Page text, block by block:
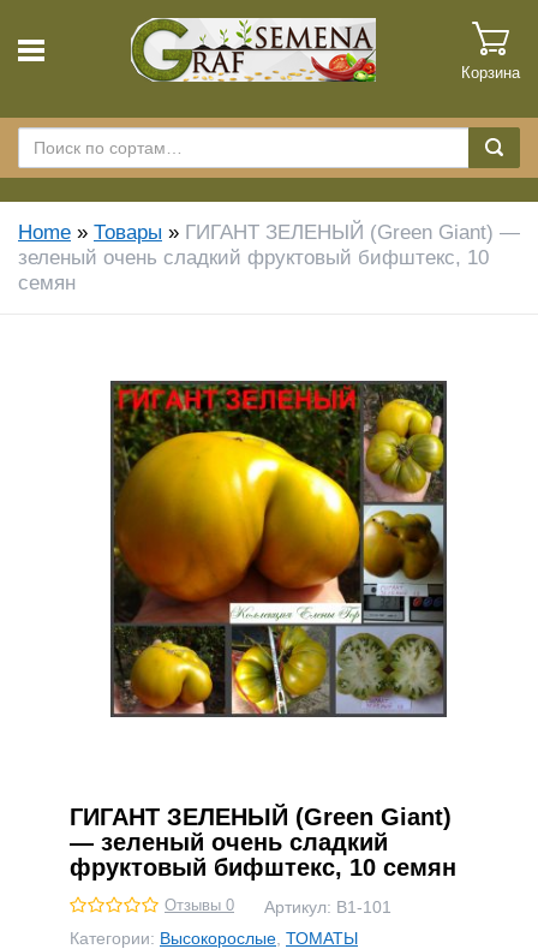
Корзина
Home » Товары » ГИГАНТ ЗЕЛЕНЫЙ (Green Giant) —
зеленый очень сладкий фруктовый бифштекс, 10
семян
ГИГАНТ ЗЕЛЕНЫЙ (Green Giant)
— зеленый очень сладкий
фруктовый бифштекс, 10 семян
Отзывы 0 Артикул: В1-101
Категории: Высокорослые ТОМАТЫ